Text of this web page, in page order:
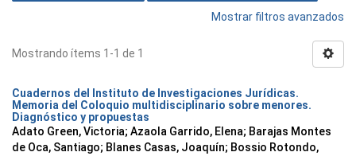
Mostrar filtros avanzados
Mostrando ítems 1-1 de 1
Cuadernos del Instituto de Investigaciones Jurídicas.
Memoria del Coloquio multidisciplinario sobre menores.
Diagnóstico y propuestas
Adato Green, Victoria; Azaola Garrido, Elena; Barajas Montes
de Oca, Santiago; Blanes Casas, Joaquín; Bossio Rotondo,